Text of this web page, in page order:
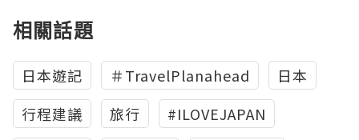
相關話題
日本遊記 ＃TravelPlanahead
日本
行程建議
旅行
#ILOVEJAPAN